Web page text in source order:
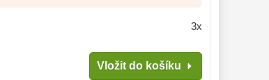
3x
Vložit do košíku